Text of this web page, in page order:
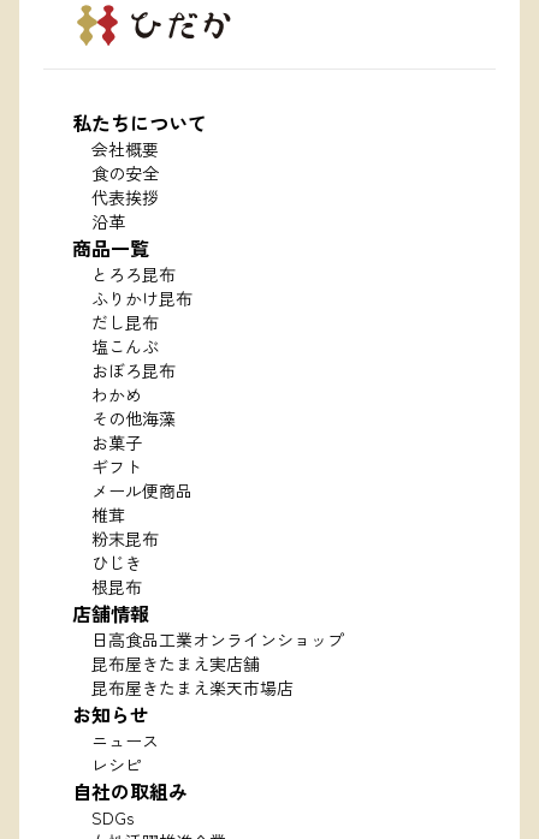
私たちについて
会社概要
食の安全
代表挨拶
沿革
商品一覧
とろろ昆布
ふりかけ昆布
だし昆布
塩こんぶ
おぼろ昆布
わかめ
その他海藻
お菓子
ギフト
メール便商品
椎茸
粉末昆布
ひじき
根昆布
店舗情報
日高食品工業オンラインショップ
昆布屋きたまえ実店舗
昆布屋きたまえ楽天市場店
お知らせ
ニュース
レシピ
自社の取組み
SDGs